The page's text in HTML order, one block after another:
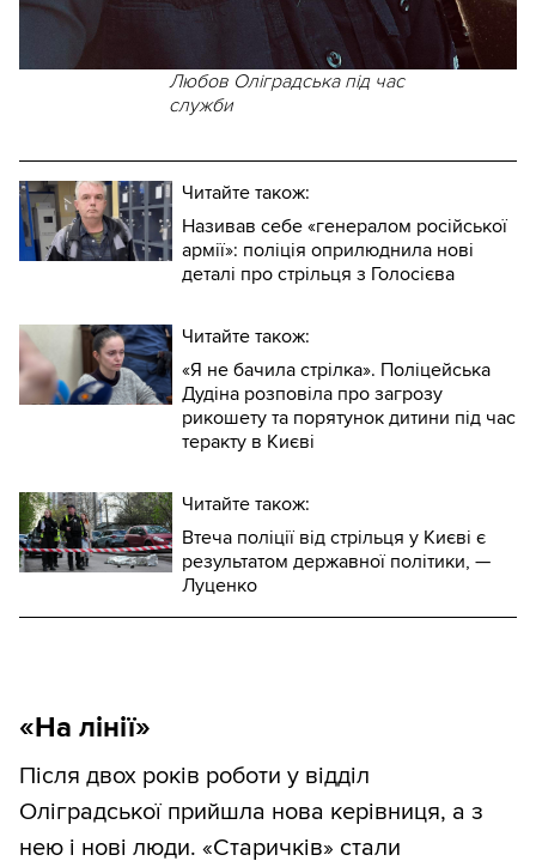
Любов Оліградська під час
служби
Читайте також:
Називав себе «генералом російської
армії»: поліція оприлюднила нові
деталі про стрільця з Голосієва
Читайте також:
«Я не бачила стрілка». Поліцейська
Дудіна розповіла про загрозу
рикошету та порятунок дитини під час
теракту в Києві
Читайте також:
Втеча поліції від стрільця у Києві є
результатом державної політики, —
Луценко
«На лінії»
Після двох років роботи у відділ
Оліградської прийшла нова керівниця, а з
нею і нові люди. «Старичків» стали